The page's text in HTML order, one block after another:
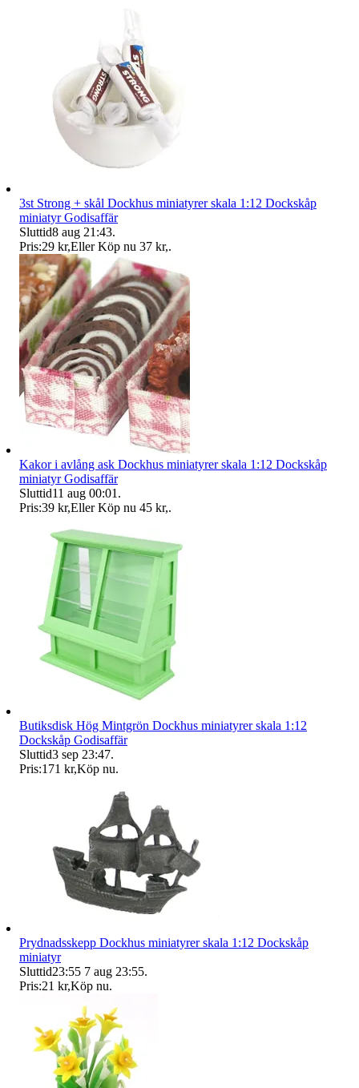
3st Strong + skål Dockhus miniatyrer skala 1:12 Dockskåp
miniatyr Godisaffär
Sluttid8 aug 21:43.
Pris:29 kr,Eller Köp nu 37 kr,.
Kakor i avlång ask Dockhus miniatyrer skala 1:12 Dockskåp
miniatyr Godisaffär
Sluttid11 aug 00:01 .
Pris:39 kr,Eller Köp nu 45 kr,.
Butiksdisk Hög Mintgrön Dockhus miniatyrer skala 1:12
Dockskåp Godisaffär
Sluttid3 sep 23:47.
Pris:171 kr,Köp nu.
Prydnadsskepp Dockhus miniatyrer skala 1:12 Dockskåp
miniatyr
Sluttid23:55 7 aug 23:55.
Pris:21 kr,Köp nu.